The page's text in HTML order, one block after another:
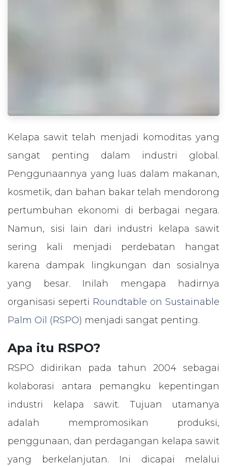
Kelapa sawit telah menjadi komoditas yang
sangat penting dalam industri global.
Penggunaannya yang luas dalam makanan,
kosmetik, dan bahan bakar telah mendorong
pertumbuhan ekonomi di berbagai negara.
Namun, sisi lain dari industri kelapa sawit
sering kali menjadi perdebatan hangat
karena dampak lingkungan dan sosialnya
yang besar. Inilah mengapa hadirnya
organisasi seperti Roundtable on Sustainable
Palm Oil (RSPO) menjadi sangat penting.
Apa itu RSPO?
RSPO didirikan pada tahun 2004 sebagai
kolaborasi antara pemangku kepentingan
industri kelapa sawit. Tujuan utamanya
adalah mempromosikan produksi,
penggunaan, dan perdagangan kelapa sawit
yang berkelanjutan. Ini dicapai melalui